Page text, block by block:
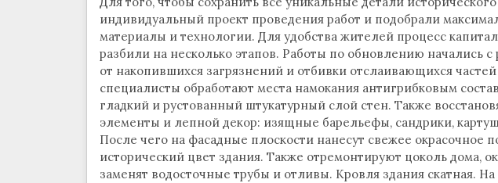
индивидуальный проект проведения работ и подобрали
материалы и технологии. Для удобства жителей процесс
разбили на несколько этапов. Работы по обновлению начались с
от накопившихся загрязнений и отбивки отслаивающихся
специалисты обработают места намокания антигрибковым
гладкий и рустованный штукатурный слой стен. Также
элементы и лепной декор: изящные барельефы, сандрики,
После чего на фасадные плоскости нанесут свежее окрасочное
исторический цвет здания. Также отремонтируют цоколь дома,
заменят водосточные трубы и отливы. Кровля здания скатная.